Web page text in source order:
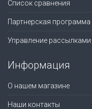
Список сравнения
Партнерская программа
Управление рассылками
Информация
О нашем магазине
Наши контакты